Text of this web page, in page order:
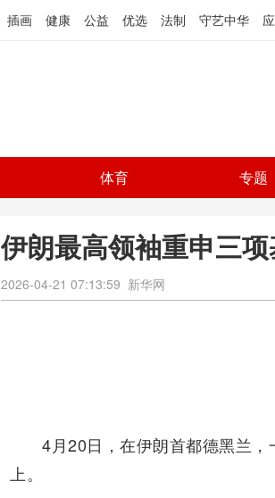
插画 健康 公益 优选 法制 守艺中华
体育 专题
伊朗最高领袖重申三
2026-04-21 07:13:59 新华网
4月20日，在伊朗首都德黑兰
上。